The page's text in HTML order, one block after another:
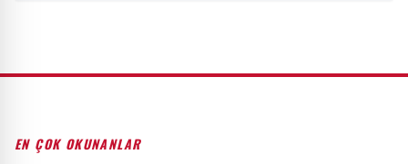
EN ÇOK OKUNANLAR